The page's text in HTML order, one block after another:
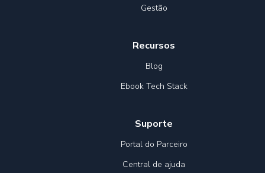
Gestão
Recursos
Blog
Ebook Tech Stack
Suporte
Portal do Parceiro
Central de ajuda